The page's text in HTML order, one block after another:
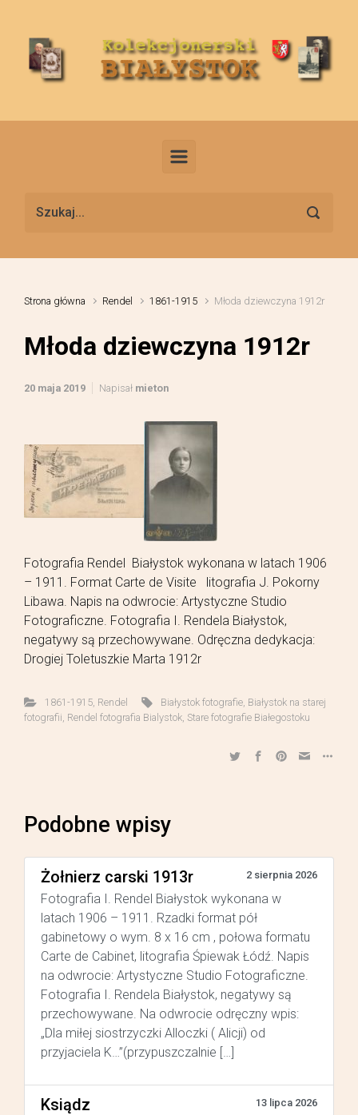
Strona główna Rendel 1861-1915 Młoda dziewczyna 1912r
Młoda dziewczyna 1912r
20 maja 2019 Napisał mieton
Fotografia Rendel Białystok wykonana w latach 1906
– 1911. Format Carte de Visite litografia J. Pokorny
Libawa. Napis na odwrocie: Artystyczne Studio
Fotograficzne. Fotografia I. Rendela Białystok,
negatywy są przechowywane. Odręczna dedykacja:
Drogiej Toletuszkie Marta 1912r
1861-1915, Rendel Białystok fotografie Białystok na starej
fotografii Rendel fotografia Bialystok Stare fotografie Białegostoku
Podobne wpisy
Żołnierz carski 1913r 2 sierpnia 2026
Fotografia I. Rendel Białystok wykonana w
latach 1906 – 1911. Rzadki format pół
gabinetowy o wym. 8 x 16 cm , połowa formatu
Carte de Cabinet, litografia Śpiewak Łódź. Napis
na odwrocie: Artystyczne Studio Fotograficzne.
Fotografia I. Rendela Białystok, negatywy są
przechowywane. Na odwrocie odręczny wpis:
„Dla miłej siostrzyczki Alloczki ( Alicji) od
przyjaciela K…”(przypuszczalnie […]
Ksiądz 13 lipca 2026